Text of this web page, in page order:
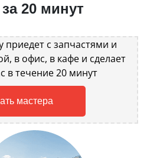
20 минут
с запчастями и
в офис, в кафе и сделает
в течение 20 минут
мастера